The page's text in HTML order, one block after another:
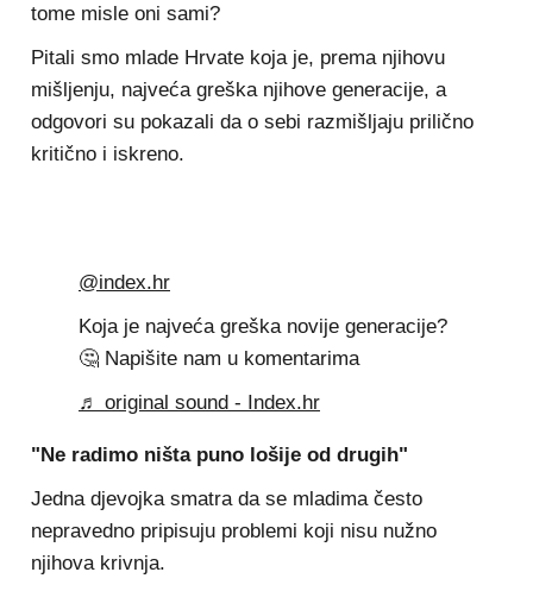
tome misle oni sami?
Pitali smo mlade Hrvate koja je, prema njihovu
mišljenju, najveća greška njihove generacije, a
odgovori su pokazali da o sebi razmišljaju prilično
kritično i iskreno.
@index.hr
Koja je najveća greška novije generacije?
🤔 Napišite nam u komentarima
♬ original sound - Index.hr
"Ne radimo ništa puno lošije od drugih"
Jedna djevojka smatra da se mladima često
nepravedno pripisuju problemi koji nisu nužno
njihova krivnja.